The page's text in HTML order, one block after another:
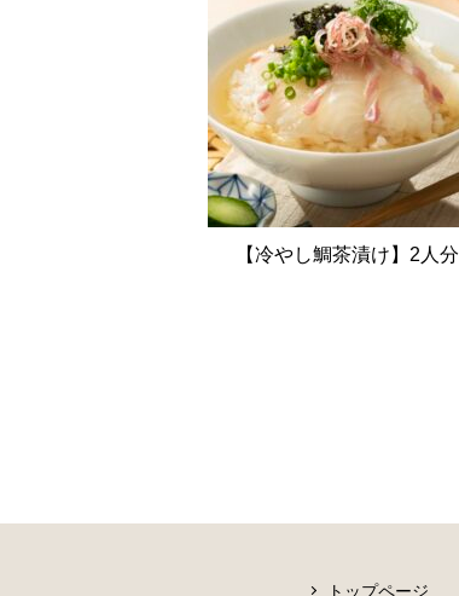
【冷やし鯛茶漬け】2人分
トップページ